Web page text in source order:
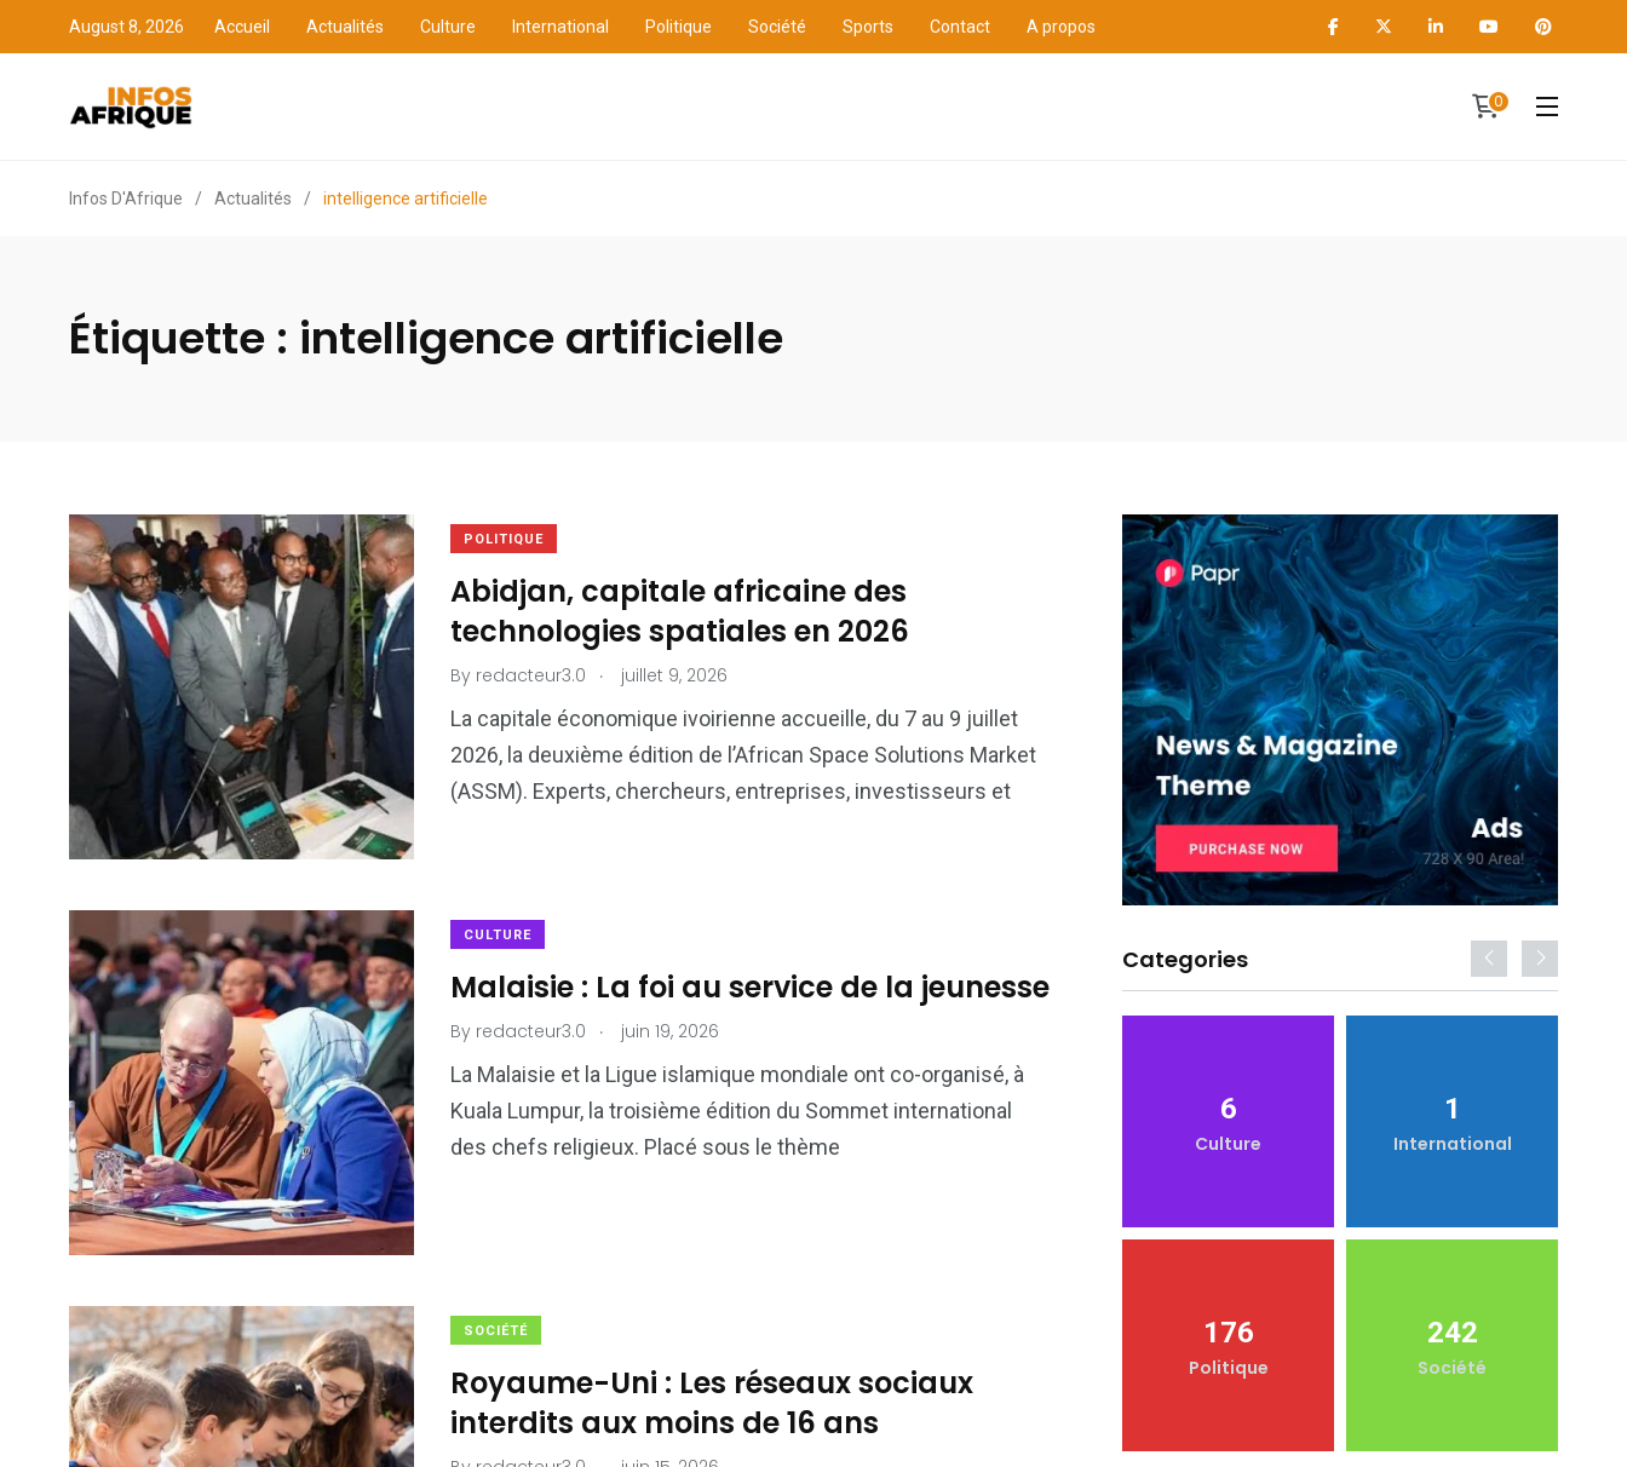
August 8, 2026 Accueil Actualités Culture International Politique Société Sports Contact A propos
0
Infos D'Afrique / Actualités / intelligence artificielle
Étiquette : intelligence artificielle
POLITIQUE
Abidjan, capitale africaine des
technologies spatiales en 2026
By redacteur3.0 . juillet 9, 2026
La capitale économique ivoirienne accueille, du 7 au 9 juillet
2026, la deuxième édition de l’African Space Solutions Market
(ASSM). Experts, chercheurs, entreprises, investisseurs et
CULTURE
Malaisie : La foi au service de la jeunesse
By redacteur3.0 . juin 19, 2026
La Malaisie et la Ligue islamique mondiale ont co-organisé, à
Kuala Lumpur, la troisième édition du Sommet international
des chefs religieux. Placé sous le thème
SOCIÉTÉ
Royaume-Uni : Les réseaux sociaux
interdits aux moins de 16 ans
Categories
6
Culture
1
International
176
Politique
242
81
Sports
42 6
Culture
1
International
176
Politique
242
Société